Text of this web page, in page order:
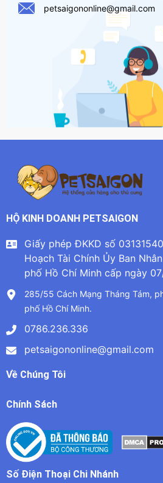
petsaigononline@gmail.com
HỘ KINH DOANH PETSAIGON
Giấy phép ĐKKD số
Hoạch Tài Chính Ủy Ban
phố Hồ Chí Minh cấp ngày
285/55 Cách Mạng Tháng Tám,
phố Hồ Chí Minh.
0786.236.336
petsaigononline@gmail.com
Về Chúng Tôi
Chính Sách
Số Điện Thoại Chi Nhánh